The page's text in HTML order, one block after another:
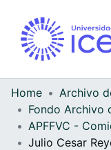
Home